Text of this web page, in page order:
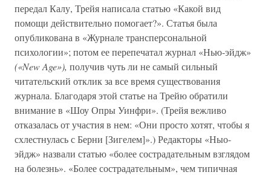
передал Калу, Трейя написала статью «Какой вид
помощи действительно помогает?». Статья была
опубликована в «Журнале трансперсональной
психологии»; потом ее перепечатал журнал «Нью-эйдж»
(«New Age»), получив чуть ли не самый сильный
читательский отклик за все время существования
журнала. Благодаря этой статье на Трейю обратили
внимание в «Шоу Опры Уинфри». (Трейя вежливо
отказалась от участия в нем: «Они просто хотят, чтобы я
схлестнулась с Берни [Зигелем]».) Редакторы «Ныо-
эйдж» назвали статью «более сострадательным взглядом
на болезнь». «Более сострадательным», чем типичная